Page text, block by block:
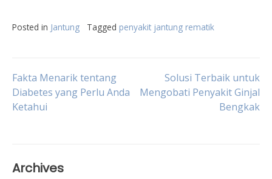
Posted in Jantung Tagged penyakit jantung rematik
Post
navigation
Fakta Menarik tentang
Diabetes yang Perlu Anda
Ketahui
Solusi Terbaik untuk
Mengobati Penyakit Ginjal
Bengkak
Archives